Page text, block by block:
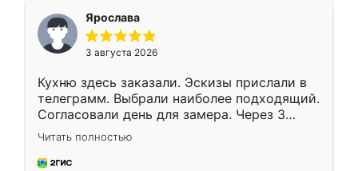
Ярослава
3 августа 2026
Кухню здесь заказали. Эскизы прислали в
телеграмм. Выбрали наиболее подходящий.
Согласовали день для замера. Через 3
недели кухня была уже готова. Остались
довольны работой. Спасибо Ренессанс
мебель за качественную работу!
Читать полностью